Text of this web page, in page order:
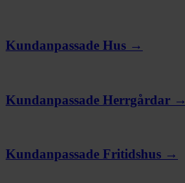
Kundanpassade Hus →
Kundanpassade Herrgårdar →
Kundanpassade Fritidshus →